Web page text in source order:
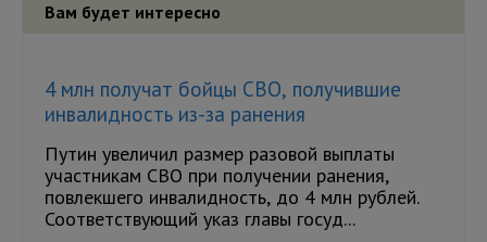
Вам будет интересно
4 млн получат бойцы СВО, получившие
инвалидность из-за ранения
Путин увеличил размер разовой выплаты
участникам СВО при получении ранения,
повлекшего инвалидность, до 4 млн рублей.
Соответствующий указ главы госуд...